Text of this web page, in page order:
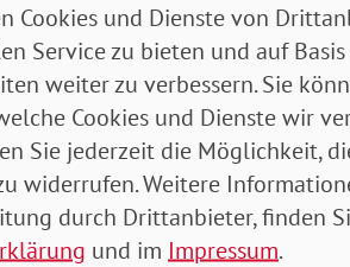
- 7 MB
Cookies und Dienste von
Service zu bieten und auf
weiter zu verbessern. Sie
Cookies und Dienste wir
Sie jederzeit die Möglichkeit,
widerrufen. Weitere
durch Drittanbieter, finden
und im Impressum.